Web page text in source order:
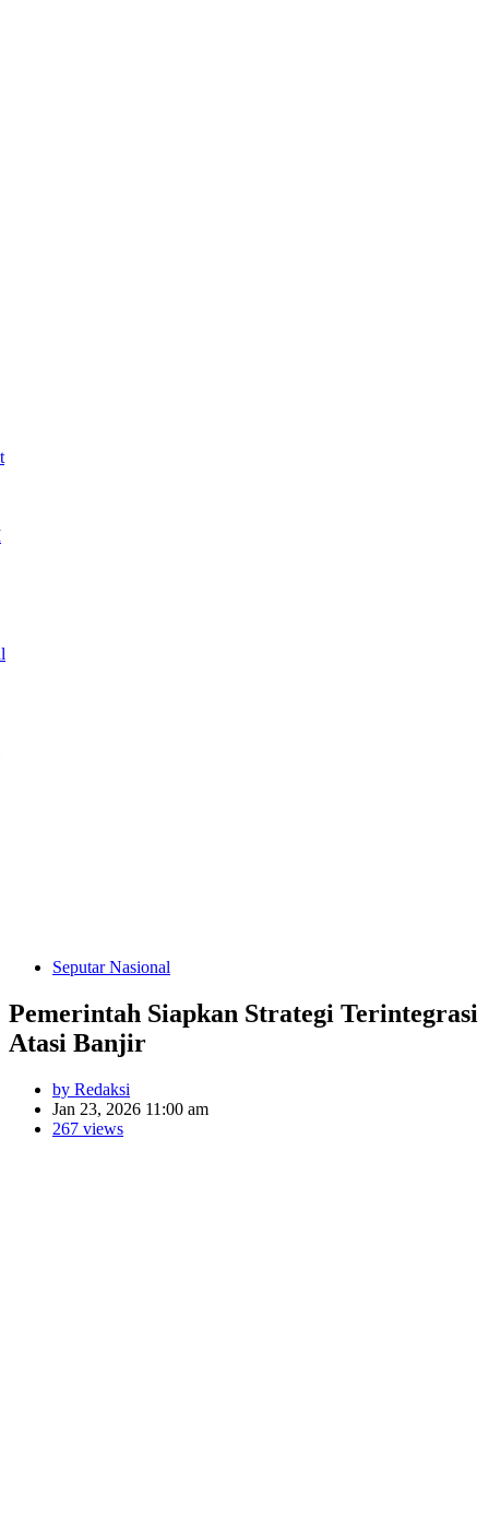
Seputar Nasional
Pemerintah Siapkan Strategi Terintegrasi
Atasi Banjir
by Redaksi
Jan 23, 2026 11:00 am
267 views